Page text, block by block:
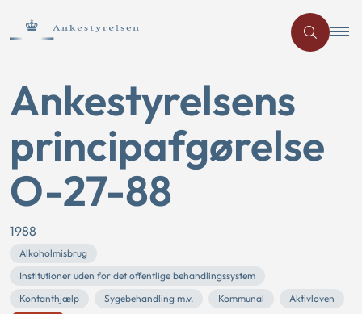
Ankestyrelsens
principafgørelse
O-27-88
1988
Alkoholmisbrug
Institutioner uden for det offentlige behandlingssystem
Kontanthjælp
Sygebehandling m.v. Kommunal
Aktivloven